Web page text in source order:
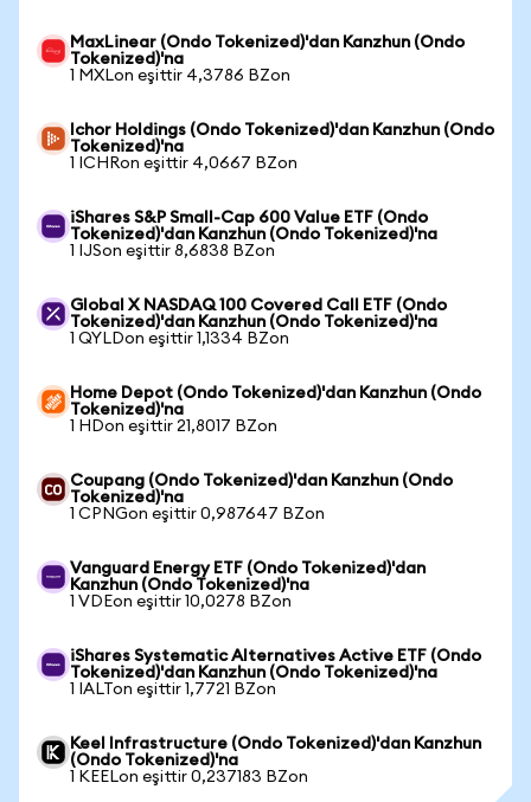
MaxLinear (Ondo Tokenized)'dan Kanzhun (Ondo
Tokenized)'na
1 MXLon eşittir 4,3786 BZon
Ichor Holdings (Ondo Tokenized)'dan Kanzhun (Ondo
Tokenized)'na
1 ICHRon eşittir 4,0667 BZon
iShares S&P Small-Cap 600 Value ETF (Ondo
Tokenized)'dan Kanzhun (Ondo Tokenized)'na
1 IJSon eşittir 8,6838 BZon
Global X NASDAQ 100 Covered Call ETF (Ondo
Tokenized)'dan Kanzhun (Ondo Tokenized)'na
1 QYLDon eşittir 1,1334 BZon
Home Depot (Ondo Tokenized)'dan Kanzhun (Ondo
Tokenized)'na
1 HDon eşittir 21,8017 BZon
Coupang (Ondo Tokenized)'dan Kanzhun (Ondo
Tokenized)'na
1 CPNGon eşittir 0,987647 BZon
Vanguard Energy ETF (Ondo Tokenized)'dan
Kanzhun (Ondo Tokenized)'na
1 VDEon eşittir 10,0278 BZon
iShares Systematic Alternatives Active ETF (Ondo
Tokenized)'dan Kanzhun (Ondo Tokenized)'na
1 IALTon eşittir 1,7721 BZon
Keel Infrastructure (Ondo Tokenized)'dan Kanzhun
(Ondo Tokenized)'na
1 KEELon eşittir 0,237183 BZon